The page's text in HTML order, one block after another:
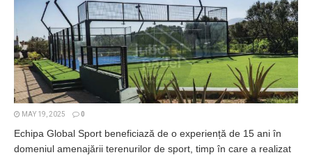
MAY 19, 2025 0
Echipa Global Sport beneficiază de o experiență de 15 ani în
domeniul amenajării terenurilor de sport, timp în care a realizat